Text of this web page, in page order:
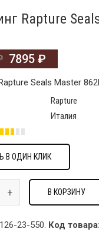
Rapture
7895 ₽
Seals Master
Rapture
Италия
В ОДИН КЛИК
В КОРЗИНУ
126-23-550. Код товара: